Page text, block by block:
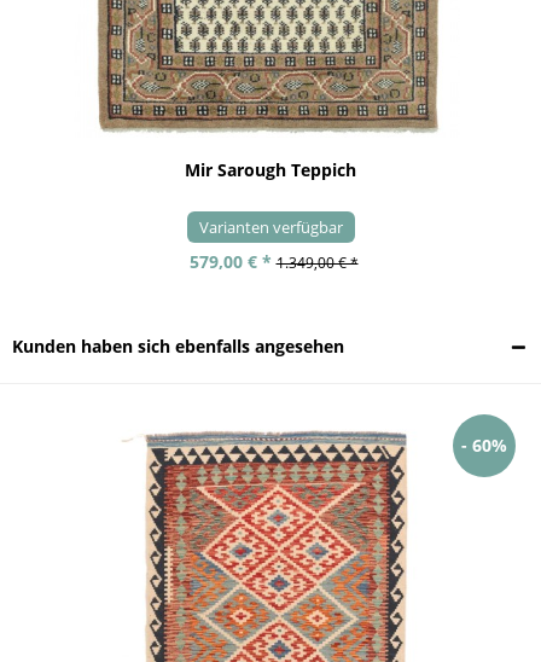
Mir Sarough Teppich
Varianten verfügbar
579,00 € * 1.349,00 € *
Kunden haben sich ebenfalls angesehen
- 60%